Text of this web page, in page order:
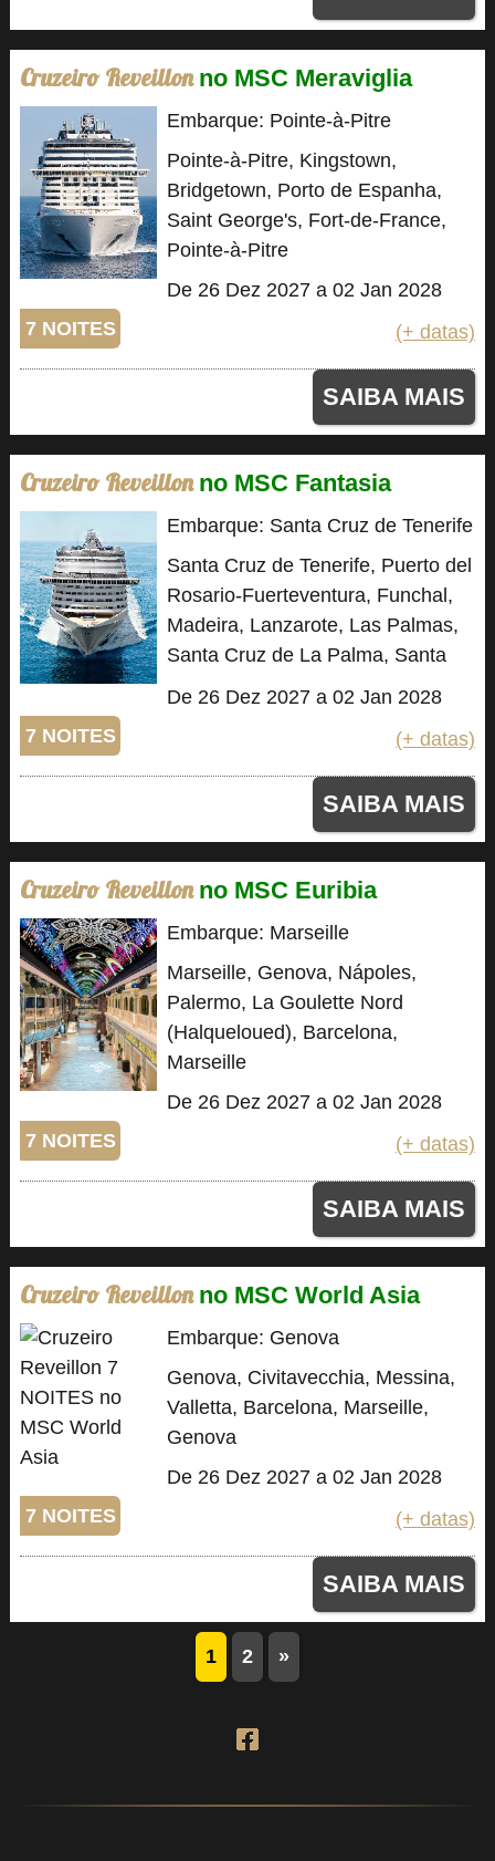
Cruzeiro Reveillon no MSC Meraviglia
7 NOITES
Embarque: Pointe-à-Pitre
Pointe-à-Pitre, Kingstown,
Bridgetown, Porto de Espanha,
Saint George's, Fort-de-France,
Pointe-à-Pitre
De 26 Dez 2027 a 02 Jan 2028
(+ datas)
SAIBA MAIS
Cruzeiro Reveillon no MSC Fantasia
7 NOITES
Embarque: Santa Cruz de Tenerife
Santa Cruz de Tenerife, Puerto del
Rosario-Fuerteventura, Funchal,
Madeira, Lanzarote, Las Palmas,
Santa Cruz de La Palma, Santa
Cruz de Tenerife
De 26 Dez 2027 a 02 Jan 2028
(+ datas)
SAIBA MAIS
Cruzeiro Reveillon no MSC Euribia
7 NOITES
Embarque: Marseille
Marseille, Genova, Nápoles,
Palermo, La Goulette Nord
(Halqueloued), Barcelona,
Marseille
De 26 Dez 2027 a 02 Jan 2028
(+ datas)
SAIBA MAIS
Cruzeiro Reveillon no MSC World Asia
7 NOITES
Embarque: Genova
Genova, Civitavecchia, Messina,
Valletta, Barcelona, Marseille,
Genova
De 26 Dez 2027 a 02 Jan 2028
(+ datas)
SAIBA MAIS
1 2 »